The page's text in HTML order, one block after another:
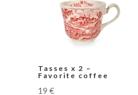
Tasses x 2 –
Favorite coffee
19 €